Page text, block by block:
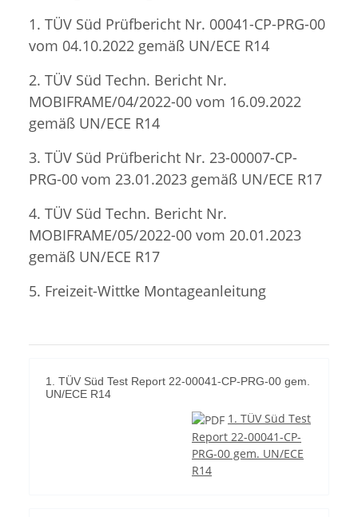
1. TÜV Süd Prüfbericht Nr. 00041-CP-PRG-00
vom 04.10.2022 gemäß UN/ECE R14
2. TÜV Süd Techn. Bericht Nr.
MOBIFRAME/04/2022-00 vom 16.09.2022
gemäß UN/ECE R14
3. TÜV Süd Prüfbericht Nr. 23-00007-CP-
PRG-00 vom 23.01.2023 gemäß UN/ECE R17
4. TÜV Süd Techn. Bericht Nr.
MOBIFRAME/05/2022-00 vom 20.01.2023
gemäß UN/ECE R17
5. Freizeit-Wittke Montageanleitung
1. TÜV Süd Test Report 22-00041-CP-PRG-00 gem.
UN/ECE R14
1. TÜV Süd Test
Report 22-00041-CP-
PRG-00 gem. UN/ECE
R14